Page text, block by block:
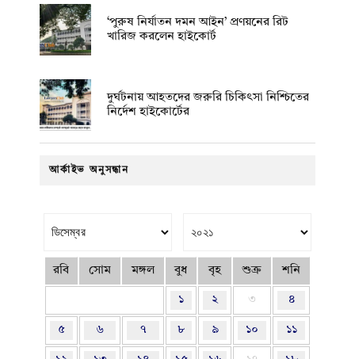
‘পুরুষ নির্যাতন দমন আইন’ প্রণয়নের রিট
খারিজ করলেন হাইকোর্ট
দুর্ঘটনায় আহতদের জরুরি চিকিৎসা নিশ্চিতের
নির্দেশ হাইকোর্টের
আর্কাইভ অনুসন্ধান
রবি সোম মঙ্গল বুধ বৃহ শুক্র শনি
১ ২ ৩ ৪
৫ ৬ ৭ ৮ ৯ ১০ ১১